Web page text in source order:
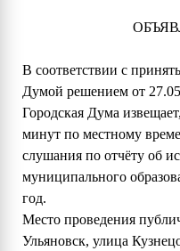
В соответствии с
Думой решением от
Городская Дума
минут по местному
слушания по отчёту об
муниципального
год.
Место проведения
Ульяновск, улица